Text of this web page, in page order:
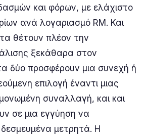
και φόρων, με ελάχιστο
ανά λογαριασμό RM. Και
θέτουν πλέον την
ξεκάθαρα στον
δύο προσφέρουν μια συνεχή ή
επιλογή έναντι μιας
συναλλαγή, και και
σε μια εγγύηση να
μετρητά. Η